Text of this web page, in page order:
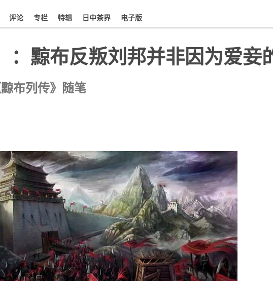
评论 专栏 特辑 日中茶界 电子版
：黥布反叛刘邦并非因为爱妾
布列传》随笔